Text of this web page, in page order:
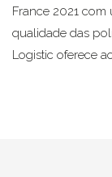
France 2021
qualidade das
Logistic oferece